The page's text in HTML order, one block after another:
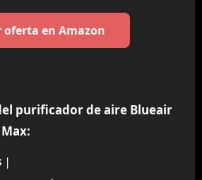
oferta en Amazon
purificador de aire Blueair
|